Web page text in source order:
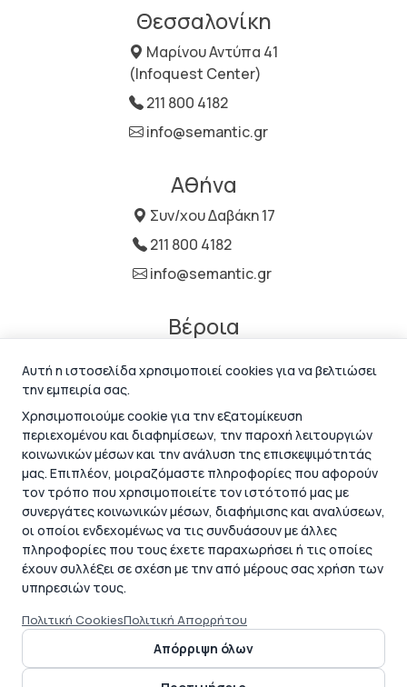
Θεσσαλονίκη
Μαρίνου Αντύπα 41
(Infoquest Center)
211 800 4182
info@semantic.gr
Αθήνα
Συν/χου Δαβάκη 17
211 800 4182
info@semantic.gr
Βέροια
info@semantic.gr
Γενικοί & Ειδικοί όροι χρήσης | GDPR | Cookies | Δήλωση
Αυτή η ιστοσελίδα χρησιμοποιεί cookies για να βελτιώσει
την εμπειρία σας.
Χρησιμοποιούμε cookie για την εξατομίκευση
περιεχομένου και διαφημίσεων, την παροχή λειτουργιών
κοινωνικών μέσων και την ανάλυση της επισκεψιμότητάς
μας. Επιπλέον, μοιραζόμαστε πληροφορίες που αφορούν
τον τρόπο που χρησιμοποιείτε τον ιστότοπό μας με
συνεργάτες κοινωνικών μέσων, διαφήμισης και αναλύσεων,
οι οποίοι ενδεχομένως να τις συνδυάσουν με άλλες
πληροφορίες που τους έχετε παραχωρήσει ή τις οποίες
έχουν συλλέξει σε σχέση με την από μέρους σας χρήση των
υπηρεσιών τους.
Πολιτική CookiesΠολιτική Απορρήτου
Απόρριψη όλων